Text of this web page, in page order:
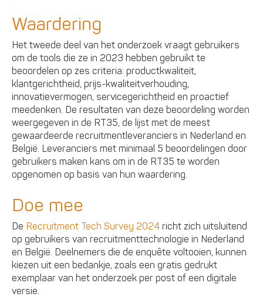
Waardering
Het tweede deel van het onderzoek vraagt gebruikers
om de tools die ze in 2023 hebben gebruikt te
beoordelen op zes criteria: productkwaliteit,
klantgerichtheid, prijs-kwaliteitverhouding,
innovatievermogen, servicegerichtheid en proactief
meedenken. De resultaten van deze beoordeling worden
weergegeven in de RT35, de lijst met de meest
gewaardeerde recruitmentleveranciers in Nederland en
België. Leveranciers met minimaal 5 beoordelingen door
gebruikers maken kans om in de RT35 te worden
opgenomen op basis van hun waardering.
Doe mee
De Recruitment Tech Survey 2024 richt zich uitsluitend
op gebruikers van recruitmenttechnologie in Nederland
en België. Deelnemers die de enquête voltooien, kunnen
kiezen uit een bedankje, zoals een gratis gedrukt
exemplaar van het onderzoek per post of een digitale
versie.